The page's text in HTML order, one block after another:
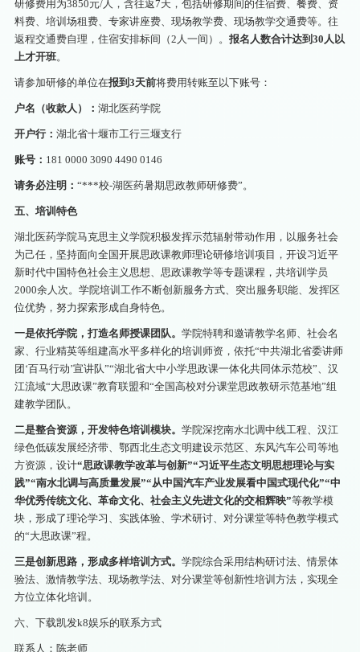
研修费用为3850元/人，含往返7天，包括研修期间的住宿费、餐费、资
料费、培训场租费、专家讲座费、现场教学费、现场教学交通费等。往
返程交通费自理，住宿安排标间（2人一间）。 报名人数合计达到30人以
上才开班。
请参加研修的单位在报到3天前将费用转账至以下账号：
户名（收款人）： 湖北医药学院
开户行： 湖北省十堰市工行三堰支行
账号： 181 0000 3090 4490 0146
请务必注明： “***校-湖医药暑期思政教师研修费”。
五、培训特色
湖北医药学院马克思主义学院积极发挥示范辐射带动作用，以服务社会
为己任，坚持面向全国开展思政课教师理论研修培训项目，开设习近平
新时代中国特色社会主义思想、思政课教学等专题课程，共培训学员
2000余人次。学院培训工作不断创新服务方式、突出服务职能、发挥区
位优势，努力探索形成自身特色。
一是依托学院，打造名师授课团队。 学院特聘和邀请教学名师、社会名
家、行业精英等组建高水平多样化的培训师资，依托“中共湖北省委讲师
团‘百马行动’宣讲队”“湖北省大中小学思政课一体化共同体示范校”、汉
江流域“大思政课”教育联盟和“全国高校对分课堂思政教研示范基地”组
建教学团队。
二是整合资源，开发特色培训模块。 学院深挖南水北调中线工程、汉江
绿色低碳发展经济带、鄂西北生态文明建设示范区、东风汽车公司等地
方资源，设计“思政课教学改革与创新”“习近平生态文明思想理论与实
践”“南水北调与高质量发展”“从中国汽车产业发展看中国式现代化”“中
华优秀传统文化、革命文化、社会主义先进文化的交相辉映”等教学模
块，形成了理论学习、实践体验、学术研讨、对分课堂等特色教学模式
的“大思政课”程。
三是创新思路，形成多样培训方式。 学院综合采用结构研讨法、情景体
验法、激情教学法、现场教学法、对分课堂等创新性培训方法，实现全
方位立体化培训。
六、下载凯发k8娱乐的联系方式
联系人：陈老师